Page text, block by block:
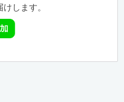
します。